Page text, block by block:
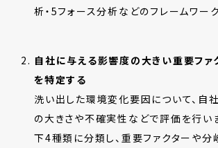
析・5フォース分析などのフレームワー
自社に与える影響度の大きい重要ファ
を特定する
洗い出した環境変化要因について、自
の大きさや不確実性などで評価を行い
下4種類に分類し、重要ファクターや分